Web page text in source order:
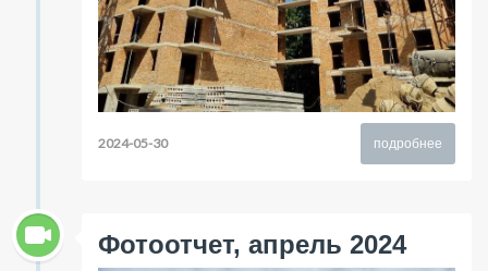
подробнее
2024-05-30
Фотоотчет, апрель 2024